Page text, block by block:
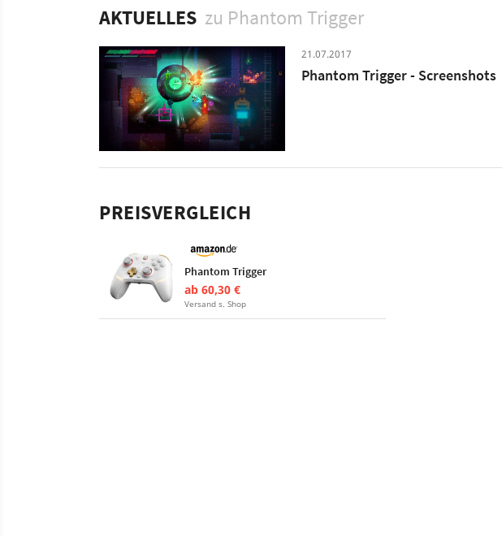
AKTUELLES zu Phantom Trigger
21.07.2017
Phantom Trigger - Screenshots
PREISVERGLEICH
Phantom Trigger
ab 60,30 €
Versand s. Shop